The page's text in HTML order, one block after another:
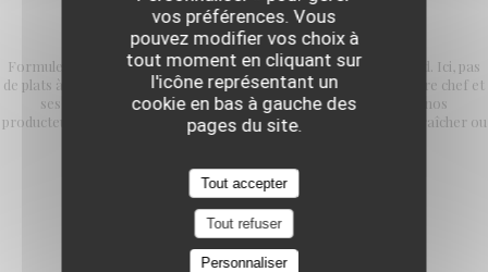
vos préférences. Vous
pouvez modifier vos choix à
tout moment en cliquant sur
l'icône représentant un
cookie en bas à gauche des
pages du site.
Tout accepter
Tout refuser
Personnaliser
FORMULE DECOUVERTE
Formule unique en 5, 6 ou 7 services, tous les soirs et les week-end. Ici, pas
de plats à la carte mais l'opportunité de découvrir la cuisine de notre chef et
ses équipes. Des produits de saison et en collaboration avec nos
producteurs préférés comme Alex Dequidt, Jean Michel notre maraîcher ou
encore la ferme d'Ennevelin.
Découverte 5 Services